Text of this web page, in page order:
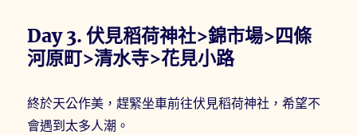
水
寺
(2020
屋
Day 3. 伏見稻荷神社>錦市場>四條
河原町>清水寺>花見小路
終於天公作美，趕緊坐車前往伏見稻荷神社，希望不
會遇到太多人潮。